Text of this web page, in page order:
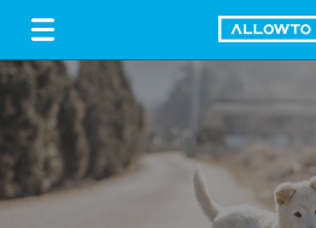
FREE DOWNLOAD GUIDE